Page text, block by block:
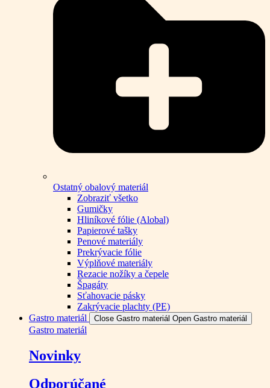
Ostatný obalový materiál
Zobraziť všetko
Gumičky
Hliníkové fólie (Alobal)
Papierové tašky
Penové materiály
Prekrývacie fólie
Výplňové materiály
Rezacie nožíky a čepele
Špagáty
Sťahovacie pásky
Zakrývacie plachty (PE)
Gastro materiál
Close Gastro materiál Open Gastro materiál
Gastro materiál
Novinky
Odporúčané